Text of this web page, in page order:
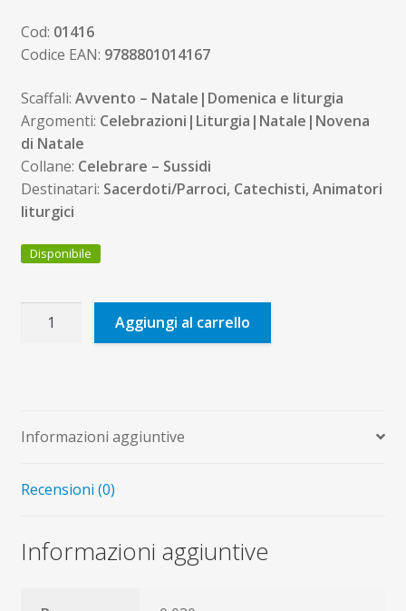
Cod: 01416
Codice EAN: 9788801014167
Scaffali: Avvento – Natale|Domenica e liturgia
Argomenti: Celebrazioni|Liturgia|Natale|Novena
di Natale
Collane: Celebrare – Sussidi
Destinatari: Sacerdoti/Parroci, Catechisti, Animatori
liturgici
Disponibile
Incontro
Aggiungi al carrello
Informazioni aggiuntive
Recensioni (0)
Informazioni aggiuntive